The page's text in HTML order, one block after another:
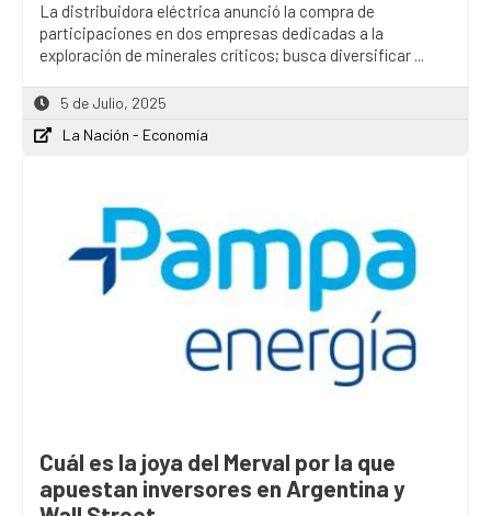
La distribuidora eléctrica anunció la compra de
participaciones en dos empresas dedicadas a la
exploración de minerales críticos; busca diversificar ...
5 de Julio, 2025
La Nación - Economía
Cuál es la joya del Merval por la que
apuestan inversores en Argentina y